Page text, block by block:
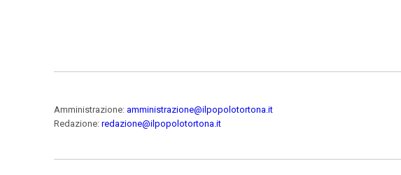
Amministrazione: amministrazione@ilpopolotortona.it
Redazione: redazione@ilpopolotortona.it